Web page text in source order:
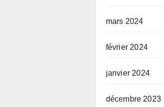
mars 2024
février 2024
janvier 2024
décembre 2023